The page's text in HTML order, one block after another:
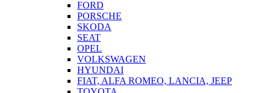
FORD
PORSCHE
SKODA
SEAT
OPEL
VOLKSWAGEN
HYUNDAI
FIAT, ALFA ROMEO, LANCIA, JEEP